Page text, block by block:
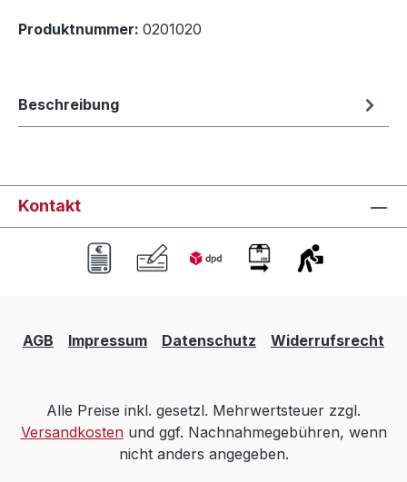
Produktnummer: 0201020
Beschreibung
Kontakt
AGB Impressum Datenschutz Widerrufsrecht
Alle Preise inkl. gesetzl. Mehrwertsteuer zzgl.
Versandkostenund ggf. Nachnahmegebühren, wenn
nicht anders angegeben.